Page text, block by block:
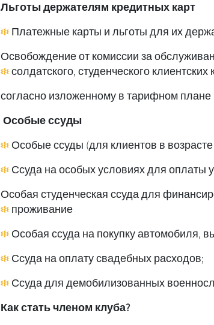
Льготы держателям кредитных карт
Освобождение от комиссии за
солдатского, студенческого клиентских
согласно изложенному в тарифном
Особые ссуды
;Особая студенческая ссуда для
проживание
;Ссуда на оплату свадебных расходов
Как стать членом клуба?